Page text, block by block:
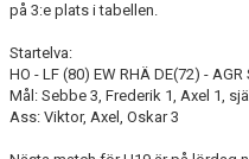
på 3:e plats i tabellen.
Startelva:
HO - LF (80) EW RHÄ DE(72) -
Mål: Sebbe 3, Frederik 1, Axel 1,
Ass: Viktor, Axel, Oskar 3